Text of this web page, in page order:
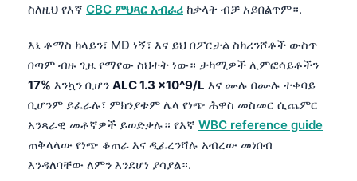
ስለዚህ የእኛ CBC ምህጻር አብራሪ ከቃላት ብቻ አይበልጥም።.
እኔ ቶማስ ክላይን፣ MD ነኝ፣ እና ይህ በፖርታል ስክሪንሾቶች ውስጥ
በጣም ብዙ ጊዜ የማየው ስህተት ነው። ታካሚዎች ሊምፎሳይቶችን
17% እንኳን ቢሆን ALC 1.3 x10^9/L እና ሙሉ በሙሉ ተቀባይ
ቢሆንም ይፈራሉ፣ ምክንያቱም ሌላ የነጭ ሕዋስ መስመር ሲጨምር
አንጻራዊ መቶኛዎች ይወድቃሉ። የእኛ WBC reference guide
ጠቅላላው የነጭ ቆጠራ እና ዲፈረንሻሉ አብረው መነበብ
እንዳለባቸው ለምን እንደሆነ ያሳያል።.